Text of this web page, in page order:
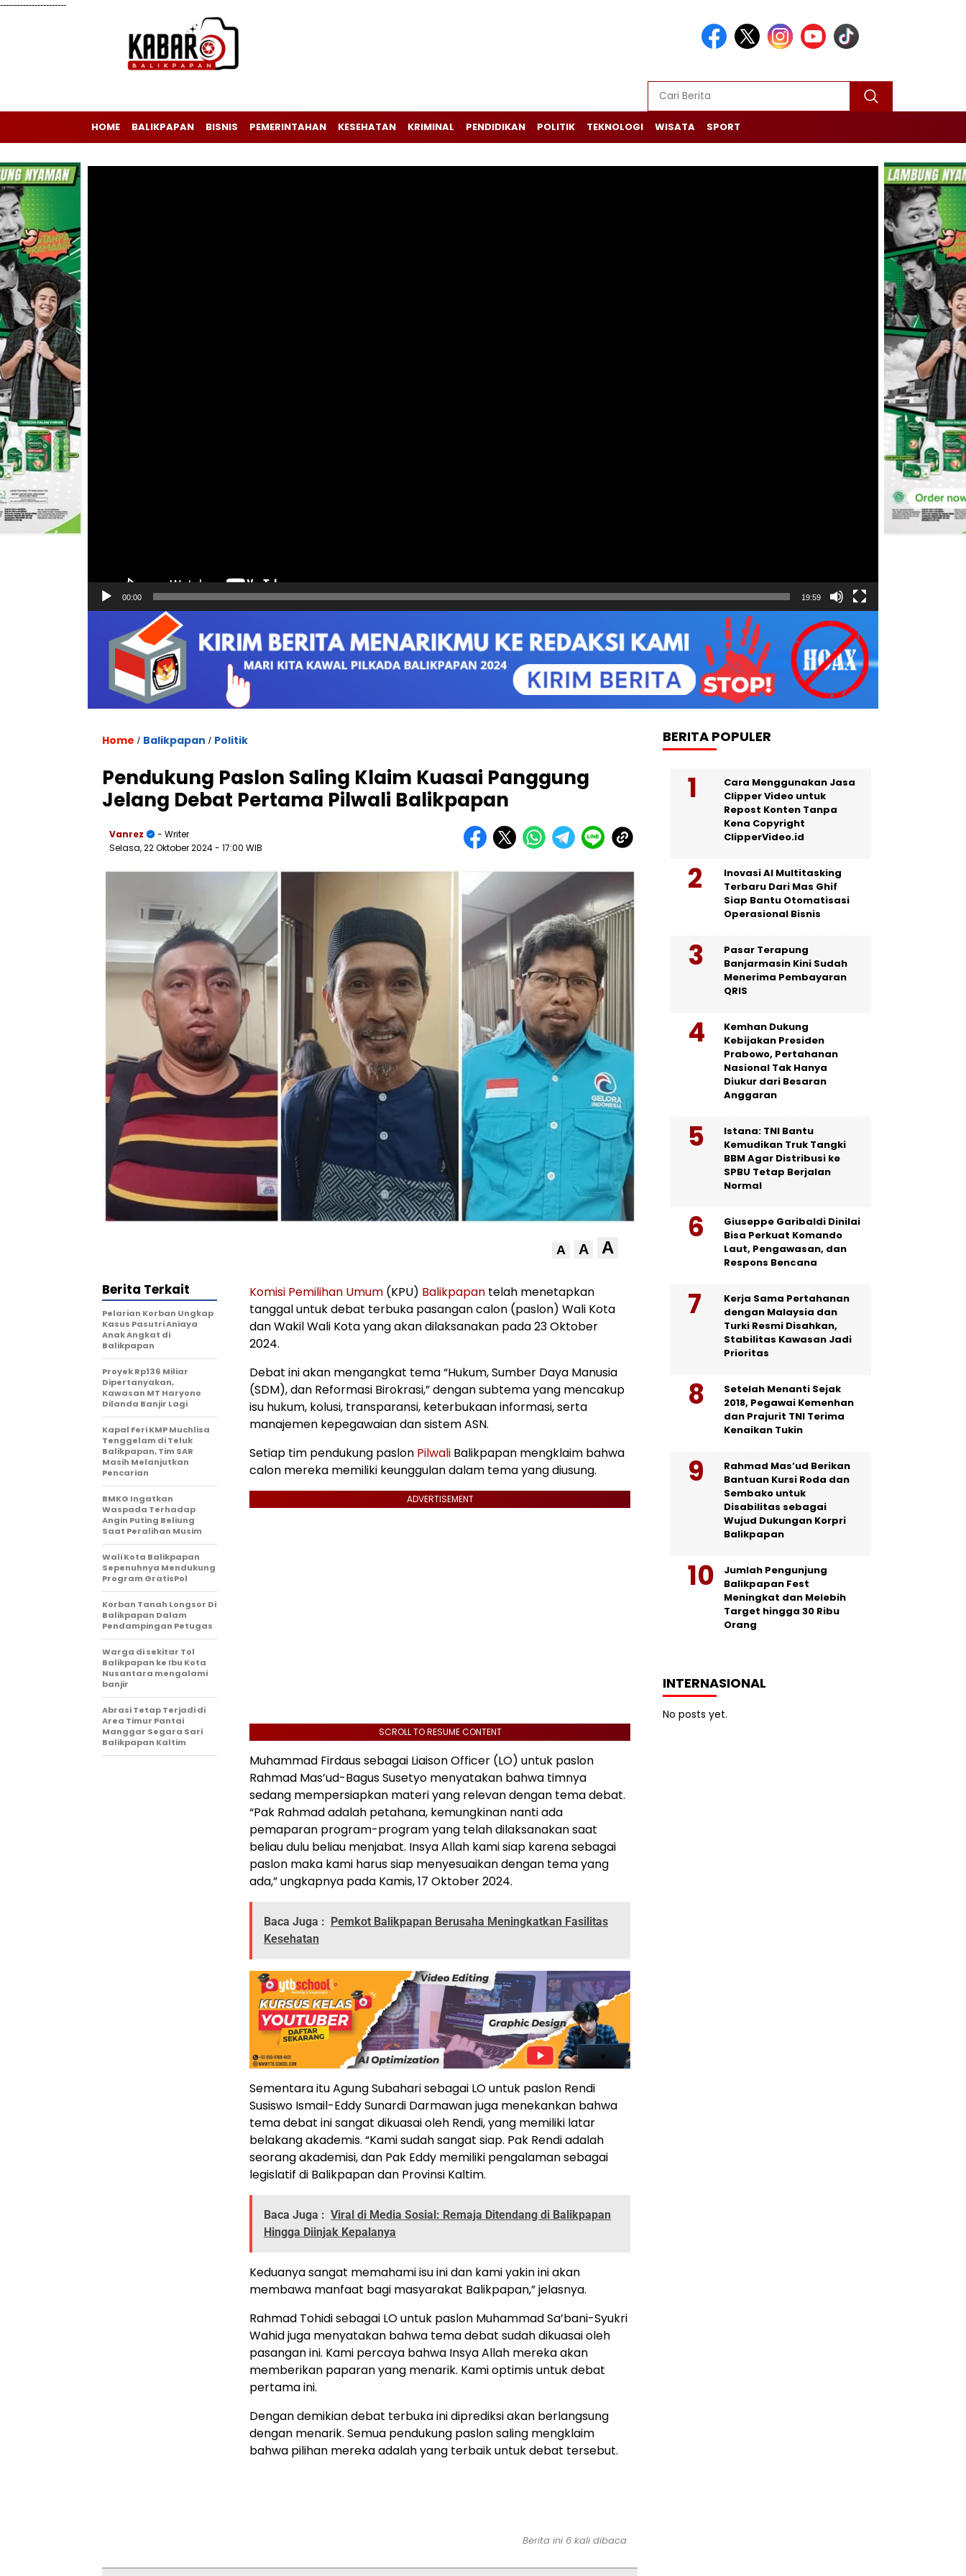
-----------------------
HOME BALIKPAPAN BISNIS PEMERINTAHAN KESEHATAN KRIMINAL PENDIDIKAN POLITIK TEKNOLOGI WISATA SPORT
00:00 19:59
Home / Balikpapan / Politik
Pendukung Paslon Saling Klaim Kuasai Panggung
Jelang Debat Pertama Pilwali Balikpapan
Vanrez
- Writer
Selasa, 22 Oktober 2024- 17:00 WIB
A A A
Komisi Pemilihan Umum (KPU) Balikpapan telah menetapkan
tanggal untuk debat terbuka pasangan calon (paslon) Wali Kota
dan Wakil Wali Kota yang akan dilaksanakan pada 23 Oktober
2024.
Debat ini akan mengangkat tema “Hukum, Sumber Daya Manusia
(SDM), dan Reformasi Birokrasi,” dengan subtema yang mencakup
isu hukum, kolusi, transparansi, keterbukaan informasi, serta
manajemen kepegawaian dan sistem ASN.
Setiap tim pendukung paslon Pilwali Balikpapan mengklaim bahwa
calon mereka memiliki keunggulan dalam tema yang diusung.
ADVERTISEMENT
SCROLL TO RESUME CONTENT
Muhammad Firdaus sebagai Liaison Officer (LO) untuk paslon
Rahmad Mas’ud-Bagus Susetyo menyatakan bahwa timnya
sedang mempersiapkan materi yang relevan dengan tema debat.
“Pak Rahmad adalah petahana, kemungkinan nanti ada
pemaparan program-program yang telah dilaksanakan saat
beliau dulu beliau menjabat. Insya Allah kami siap karena sebagai
paslon maka kami harus siap menyesuaikan dengan tema yang
ada,” ungkapnya pada Kamis, 17 Oktober 2024.
Baca Juga : Pemkot Balikpapan Berusaha Meningkatkan Fasilitas
Kesehatan
Sementara itu Agung Subahari sebagai LO untuk paslon Rendi
Susiswo Ismail-Eddy Sunardi Darmawan juga menekankan bahwa
tema debat ini sangat dikuasai oleh Rendi, yang memiliki latar
belakang akademis. “Kami sudah sangat siap. Pak Rendi adalah
seorang akademisi, dan Pak Eddy memiliki pengalaman sebagai
legislatif di Balikpapan dan Provinsi Kaltim.
Baca Juga : Viral di Media Sosial: Remaja Ditendang di Balikpapan
Hingga Diinjak Kepalanya
Keduanya sangat memahami isu ini dan kami yakin ini akan
membawa manfaat bagi masyarakat Balikpapan,” jelasnya.
Rahmad Tohidi sebagai LO untuk paslon Muhammad Sa’bani-Syukri
Wahid juga menyatakan bahwa tema debat sudah dikuasai oleh
pasangan ini. Kami percaya bahwa Insya Allah mereka akan
memberikan paparan yang menarik. Kami optimis untuk debat
pertama ini.
Dengan demikian debat terbuka ini diprediksi akan berlangsung
dengan menarik. Semua pendukung paslon saling mengklaim
bahwa pilihan mereka adalah yang terbaik untuk debat tersebut.
Berita Terkait
Pelarian Korban Ungkap
Kasus Pasutri Aniaya
Anak Angkat di
Balikpapan
Proyek Rp136 Miliar
Dipertanyakan,
Kawasan MT Haryono
Dilanda Banjir Lagi
Kapal Feri KMP Muchlisa
Tenggelam di Teluk
Balikpapan, Tim SAR
Masih Melanjutkan
Pencarian
BMKG Ingatkan
Waspada Terhadap
Angin Puting Beliung
Saat Peralihan Musim
Wali Kota Balikpapan
Sepenuhnya Mendukung
Program GratisPol
Korban Tanah Longsor Di
Balikpapan Dalam
Pendampingan Petugas
Warga di sekitar Tol
Balikpapan ke Ibu Kota
Nusantara mengalami
banjir
Abrasi Tetap Terjadi di
Area Timur Pantai
Manggar Segara Sari
Balikpapan Kaltim
Berita ini 6 kali dibaca
BERITA POPULER
Cara Menggunakan Jasa
Clipper Video untuk
Repost Konten Tanpa
Kena Copyright
ClipperVideo.id
Inovasi AI Multitasking
Terbaru Dari Mas Ghif
Siap Bantu Otomatisasi
Operasional Bisnis
Pasar Terapung
Banjarmasin Kini Sudah
Menerima Pembayaran
QRIS
Kemhan Dukung
Kebijakan Presiden
Prabowo, Pertahanan
Nasional Tak Hanya
Diukur dari Besaran
Anggaran
Istana: TNI Bantu
Kemudikan Truk Tangki
BBM Agar Distribusi ke
SPBU Tetap Berjalan
Normal
Giuseppe Garibaldi Dinilai
Bisa Perkuat Komando
Laut, Pengawasan, dan
Respons Bencana
Kerja Sama Pertahanan
dengan Malaysia dan
Turki Resmi Disahkan,
Stabilitas Kawasan Jadi
Prioritas
Setelah Menanti Sejak
2018, Pegawai Kemenhan
dan Prajurit TNI Terima
Kenaikan Tukin
Rahmad Mas’ud Berikan
Bantuan Kursi Roda dan
Sembako untuk
Disabilitas sebagai
Wujud Dukungan Korpri
Balikpapan
Jumlah Pengunjung
Balikpapan Fest
Meningkat dan Melebih
Target hingga 30 Ribu
Orang
INTERNASIONAL
No posts yet.